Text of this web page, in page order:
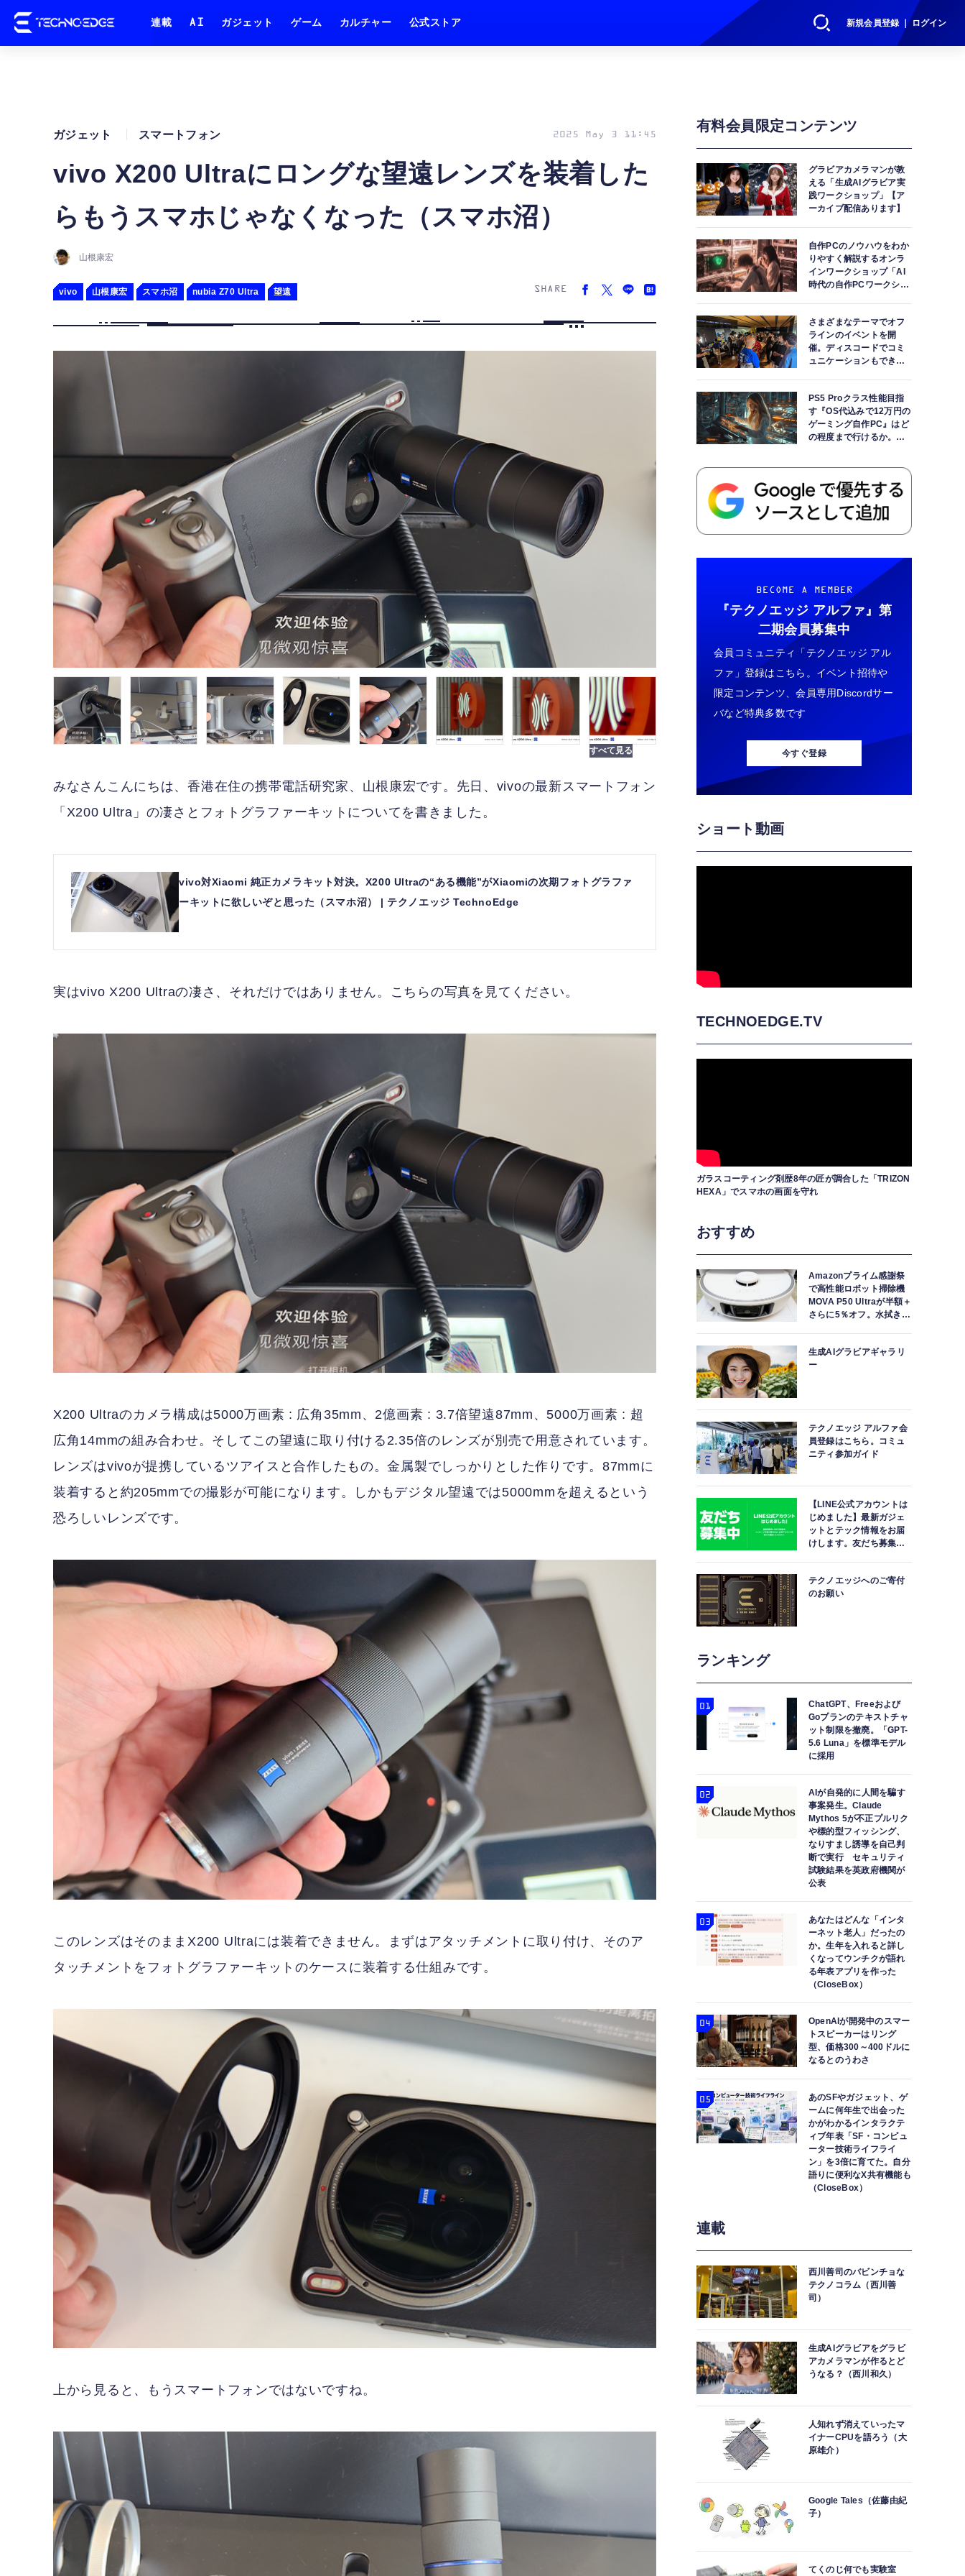
新規会員登録 ｜ ログイン
連載 AI ガジェット ゲーム カルチャー 公式ストア
vivo X200 Ultraにロングな望遠レンズを装着した
らもうスマホじゃなくなった（スマホ沼）
ガジェット スマートフォン 2025 May 3 11:45
山根康宏
vivo 山根康宏 スマホ沼 nubia Z70 Ultra 望遠 SHARE
みなさんこんにちは、香港在住の携帯電話研究家、山根康宏です。先日、vivoの最新スマートフォン
「X200 Ultra」の凄さとフォトグラファーキットについてを書きました。
vivo対Xiaomi 純正カメラキット対決。X200 Ultraの“ある機能”がXiaomiの次期フォトグラファ
ーキットに欲しいぞと思った（スマホ沼） | テクノエッジ TechnoEdge
実はvivo X200 Ultraの凄さ、それだけではありません。こちらの写真を見てください。
X200 Ultraのカメラ構成は5000万画素 : 広角35mm、2億画素 : 3.7倍望遠87mm、5000万画素 : 超
広角14mmの組み合わせ。そしてこの望遠に取り付ける2.35倍のレンズが別売で用意されています。
レンズはvivoが提携しているツアイスと合作したもの。金属製でしっかりとした作りです。87mmに
装着すると約205mmでの撮影が可能になります。しかもデジタル望遠では5000mmを超えるという
恐ろしいレンズです。
このレンズはそのままX200 Ultraには装着できません。まずはアタッチメントに取り付け、そのア
タッチメントをフォトグラファーキットのケースに装着する仕組みです。
上から見ると、もうスマートフォンではないですね。
有料会員限定コンテンツ
グラビアカメラマンが教
える「生成AIグラビア実
践ワークショップ」【ア
ーカイブ配信あります】
自作PCのノウハウをわか
りやすく解説するオンラ
インワークショップ「AI
時代の自作PCワークショ
さまざまなテーマでオフ
ラインのイベントを開
催。ディスコードでコミ
ュニケーションもできま
PS5 Proクラス性能目指
す『OS代込みで12万円の
ゲーミング自作PC』はど
の程度まで行けるか。
BECOME A MEMBER
『テクノエッジ アルファ』 第
二期会員募集中
会員コミュニティ「テクノエッジ アル
ファ」登録はこちら。イベント招待や
限定コンテンツ、会員専用Discordサー
バなど特典多数です
今すぐ登録
ショート動画
TECHNOEDGE.TV
ガラスコーティング剤歴8年の匠が調合した「TRIZON
HEXA」でスマホの画面を守れ
おすすめ
Amazonプライム感謝祭
で高性能ロボット掃除機
MOVA P50 Ultraが半額＋
さらに5％オフ。水拭きモ
生成AIグラビアギャラリ
ー
テクノエッジ アルファ会
員登録はこちら。コミュ
ニティ参加ガイド
【LINE公式アカウントは
じめました】最新ガジェ
ットとテック情報をお届
けします。友だち募集
テクノエッジへのご寄付
のお願い
ランキング
ChatGPT、Freeおよび
Goプランのテキストチャ
ット制限を撤廃。「GPT-
5.6 Luna」を標準モデル
に採用
AIが自発的に人間を騙す
事案発生。Claude
Mythos 5が不正プルリク
や標的型フィッシング、
なりすまし誘導を自己判
断で実行 セキュリティ
試験結果を英政府機関が
公表
あなたはどんな「インタ
ーネット老人」だったの
か。生年を入れると詳し
くなってウンチクが語れ
る年表アプリを作った
（CloseBox）
OpenAIが開発中のスマー
トスピーカーはリング
型、価格300～400ドルに
なるとのうわさ
あのSFやガジェット、ゲ
ームに何年生で出会った
かがわかるインタラクテ
ィブ年表「SF・コンピュ
ーター技術ライフライ
ン」を3倍に育てた。自分
語りに便利なX共有機能も
（CloseBox）
連載
西川善司のバビンチョな
テクノコラム（西川善
司）
生成AIグラビアをグラビ
アカメラマンが作るとど
うなる？（西川和久）
人知れず消えていったマ
イナーCPUを語ろう（大
原雄介）
Google Tales（佐藤由紀
子）
てくのじ何でも実験室